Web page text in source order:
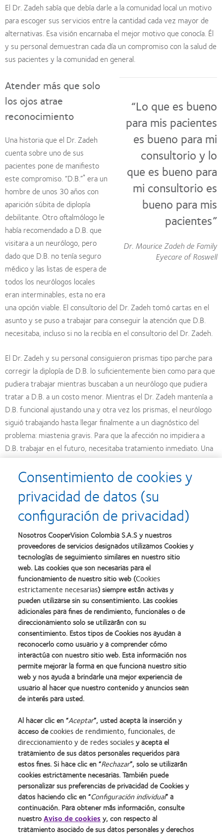
El Dr. Zadeh sabía que debía darle a la comunidad local un motivo
para escoger sus servicios entre la cantidad cada vez mayor de
alternativas. Esa visión encarnaba el mejor motivo que conocía. Él
y su personal demuestran cada día un compromiso con la salud de
sus pacientes y la comunidad en general.
“Lo que es bueno
para mis pacientes
es bueno para mi
consultorio y lo
que es bueno para
mi consultorio es
bueno para mis
pacientes”
Dr. Maurice Zadeh de Family
Eyecare of Roswell
Atender más que solo
los ojos atrae
reconocimiento
Una historia que el Dr. Zadeh
cuenta sobre uno de sus
pacientes pone de manifiesto
este compromiso. “D.B.”* era un
hombre de unos 30 años con
aparición súbita de diplopía
debilitante. Otro oftalmólogo le
había recomendado a D.B. que
visitara a un neurólogo, pero
dado que D.B. no tenía seguro
médico y las listas de espera de
todos los neurólogos locales
eran interminables, esta no era
una opción viable. El consultorio del Dr. Zadeh tomó cartas en el
asunto y se puso a trabajar para conseguir la atención que D.B.
necesitaba, incluso si no la recibía en el consultorio del Dr. Zadeh.
El Dr. Zadeh y su personal consiguieron prismas tipo parche para
corregir la diplopía de D.B. lo suficientemente bien como para que
pudiera trabajar mientras buscaban a un neurólogo que pudiera
tratar a D.B. a un costo menor. Mientras el Dr. Zadeh mantenía a
D.B. funcional ajustando una y otra vez los prismas, el neurólogo
siguió trabajando hasta llegar finalmente a un diagnóstico del
problema: miastenia gravis. Para que la afección no impidiera a
D.B. trabajar en el futuro, necesitaba tratamiento inmediato. Una
vez más, el Dr. Zadeh y su personal mantuvieron su compromiso
y buscaron un establecimiento que pudiera tratar a D.B. incluso
sin seguro médico.
“Cuando un paciente acude a nosotros frustrado y necesita
ayuda, nos hacemos cargo del problema y respondemos con
todos los recursos a nuestra disposición”.
Como demuestra el Dr. Zadeh, este nivel de servicio al cliente y
atención personalizada no tiene por qué ser exclusiva de los
médicos de cabecera. Este tipo de atención le ha valido a Family
Eyecare of Roswell no solo un gran éxito sino también el respeto
de la comunidad. Esta atención distingue al Dr. Zadeh de la
competencia en línea y de bajo precio y lo ha ayudado a
convertirse en uno de los profesionales oftalmológicos más
respetados de Georgia e incluso ganar el Premio al Optómetra del
Año de Georgia en 2007.
*Las iniciales se modificaron para ocultar la identidad del paciente.
Inicio
Nuestra empresa
Política de privacidad
Condiciones del servicio
Consentimiento de cookies y
privacidad de datos (su
configuración de privacidad)
Nosotros CooperVision Colombia S.A.S y nuestros
proveedores de servicios designados utilizamos Cookies y
tecnologías de seguimiento similares en nuestro sitio
web. Las cookies que son necesarias para el
funcionamiento de nuestro sitio web (Cookies
estrictamente necesarias) siempre están activas y
pueden utilizarse sin su consentimiento. Las cookies
adicionales para fines de rendimiento, funcionales o de
direccionamiento solo se utilizarán con su
consentimiento. Estos tipos de Cookies nos ayudan a
reconocerlo como usuario y a comprender cómo
interactúa con nuestro sitio web. Esta información nos
permite mejorar la forma en que funciona nuestro sitio
web y nos ayuda a brindarle una mejor experiencia de
usuario al hacer que nuestro contenido y anuncios sean
de interés para usted.
Al hacer clic en “Aceptar”, usted acepta la inserción y
acceso decookies de rendimiento, funcionales, de
direccionamiento y de redes socialesy acepta el
tratamiento de sus datos personales requeridos para
estos fines. Si hace clic en “Rechazar”, solo se utilizarán
cookies estrictamente necesarias. También puede
personalizar sus preferencias de privacidad de Cookies y
datos haciendo clic en “Configuración individual” a
continuación. Para obtener más información, consulte
nuestroAviso de cookiesy, con respecto al
tratamiento asociado de sus datos personales y derechos